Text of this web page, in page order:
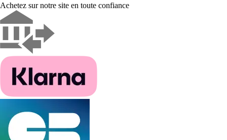
Achetez sur notre site en toute confiance